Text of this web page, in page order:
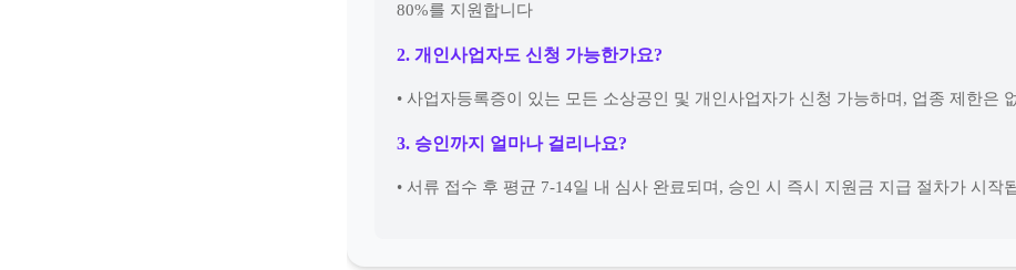
80%를 지원합니다
2. 개인사업자도 신청 가능한가요?
• 사업자등록증이 있는 모든 소상공인 및 개인사업자가 신청 가능하며, 업종 제한은
3. 승인까지 얼마나 걸리나요?
• 서류 접수 후 평균 7-14일 내 심사 완료되며, 승인 시 즉시 지원금 지급 절차가 시작